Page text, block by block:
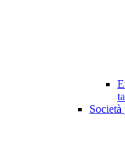
Società